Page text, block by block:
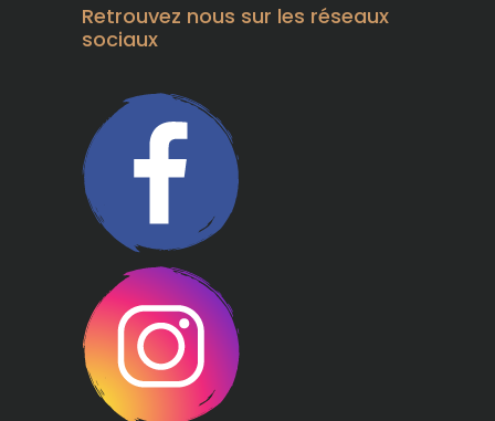
Retrouvez nous sur les réseaux
sociaux